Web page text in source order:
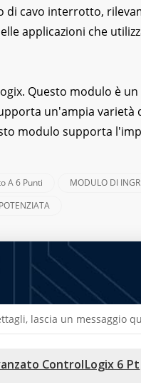
cavo interrotto,
applicazioni che
Questo modulo è
un'ampia
modulo supporta
A 6 Punti MODULO DI
lascia un messaggio
ControlLogix 6 Pt